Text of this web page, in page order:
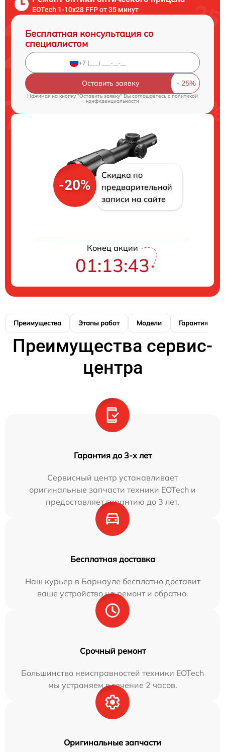
EOTech 1-10x28 FFP от 35 минут
Бесплатная консультация со
специалистом
Оставить заявку
Нажимая на кнопку "Оставить заявку" Вы соглашаетесь cполитикой
конфиденциальности
-20%
Скидка по
предварительной
записи на сайте
Конец акции
01:13:42
Преимущества Этапы работ Модели Гарантия
Преимущества сервис-
центра
Гарантия до 3-х лет
Сервисный центр устанавливает
оригинальные запчасти техники EOTech и
предоставляет гарантию до 3 лет.
Бесплатная доставка
Наш курьер в Барнауле бесплатно доставит
ваше устройство на ремонт и обратно.
Срочный ремонт
Большинство неисправностей техники EOTech
мы устраняем в течение 2 часов.
Оригинальные запчасти